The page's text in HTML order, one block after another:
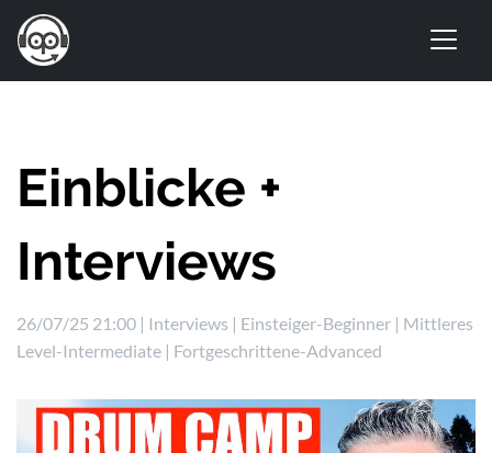
Einblicke +
Interviews
26/07/25 21:00 | Interviews | Einsteiger-Beginner | Mittleres
Level-Intermediate | Fortgeschrittene-Advanced